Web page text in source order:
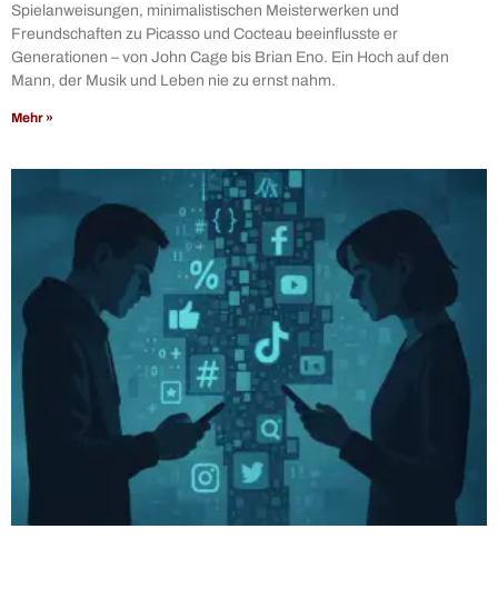
Spielanweisungen, minimalistischen Meisterwerken und
Freundschaften zu Picasso und Cocteau beeinflusste er
Generationen – von John Cage bis Brian Eno. Ein Hoch auf den
Mann, der Musik und Leben nie zu ernst nahm.
Mehr »